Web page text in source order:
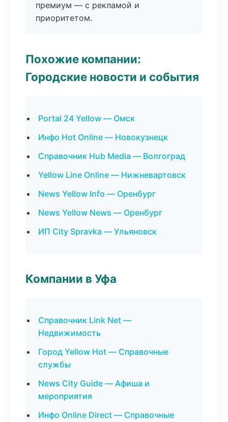
премиум — с рекламой и
приоритетом.
Похожие компании:
Городские новости и события
Portal 24 Yellow — Омск
Инфо Hot Online — Новокузнецк
Справочник Hub Media — Волгоград
Yellow Line Online — Нижневартовск
News Yellow Info — Оренбург
News Yellow News — Оренбург
ИП City Spravka — Ульяновск
Компании в Уфа
Справочник Link Net —
Недвижимость
Город Yellow Hot — Справочные
службы
News City Guide — Афиша и
мероприятия
Инфо Online Direct — Справочные